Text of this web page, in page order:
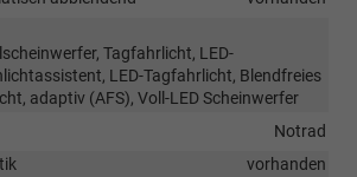
Tagfahrlicht, LED-
LED-Tagfahrlicht, Blendfreies
adaptiv (AFS), Voll-LED Scheinwerfer
Notrad
vorhanden